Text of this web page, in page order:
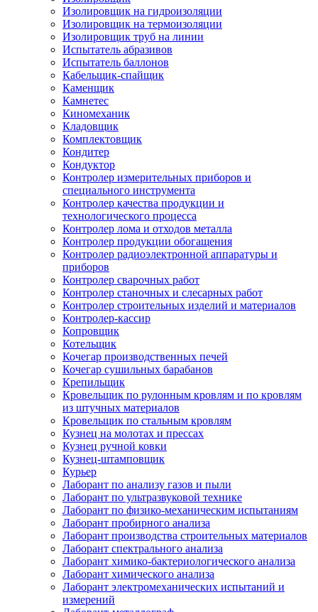
Изолировщик на гидроизоляции
Изолировщик на термоизоляции
Изолировщик труб на линии
Испытатель абразивов
Испытатель баллонов
Кабельщик-спайщик
Каменщик
Камнетес
Киномеханик
Кладовщик
Комплектовщик
Кондитер
Кондуктор
Контролер измерительных приборов и
специального инструмента
Контролер качества продукции и
технологического процесса
Контролер лома и отходов металла
Контролер продукции обогащения
Контролер радиоэлектронной аппаратуры и
приборов
Контролер сварочных работ
Контролер станочных и слесарных работ
Контролер строительных изделий и материалов
Контролер-кассир
Копровщик
Котельщик
Кочегар производственных печей
Кочегар сушильных барабанов
Крепильщик
Кровельщик по рулонным кровлям и по кровлям
из штучных материалов
Кровельщик по стальным кровлям
Кузнец на молотах и прессах
Кузнец ручной ковки
Кузнец-штамповщик
Курьер
Лаборант по анализу газов и пыли
Лаборант по ультразвуковой технике
Лаборант по физико-механическим испытаниям
Лаборант пробирного анализа
Лаборант производства строительных материалов
Лаборант спектрального анализа
Лаборант химико-бактериологического анализа
Лаборант химического анализа
Лаборант электромеханических испытаний и
измерений